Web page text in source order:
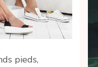
pieds,